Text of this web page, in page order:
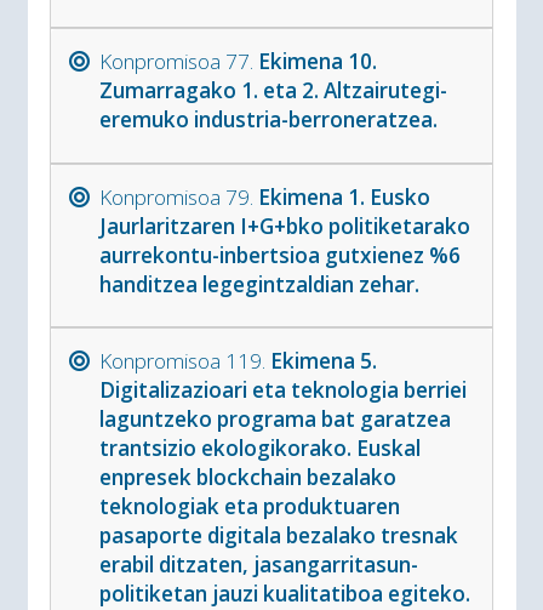
Konpromisoa 77. Ekimena 10.
Zumarragako 1. eta 2. Altzairutegi-
eremuko industria-berroneratzea.
Konpromisoa 79. Ekimena 1. Eusko
Jaurlaritzaren I+G+bko politiketarako
aurrekontu-inbertsioa gutxienez %6
handitzea legegintzaldian zehar.
Konpromisoa 119. Ekimena 5.
Digitalizazioari eta teknologia berriei
laguntzeko programa bat garatzea
trantsizio ekologikorako. Euskal
enpresek blockchain bezalako
teknologiak eta produktuaren
pasaporte digitala bezalako tresnak
erabil ditzaten, jasangarritasun-
politiketan jauzi kualitatiboa egiteko.